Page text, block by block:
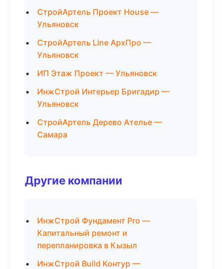
СтройАртель Проект House —
Ульяновск
СтройАртель Line АрхПро —
Ульяновск
ИП Этаж Проект — Ульяновск
ИнжСтрой Интерьер Бригадир —
Ульяновск
СтройАртель Дерево Ателье —
Самара
Другие компании
ИнжСтрой Фундамент Pro —
Капитальный ремонт и
перепланировка в Кызыл
ИнжСтрой Build Контур —